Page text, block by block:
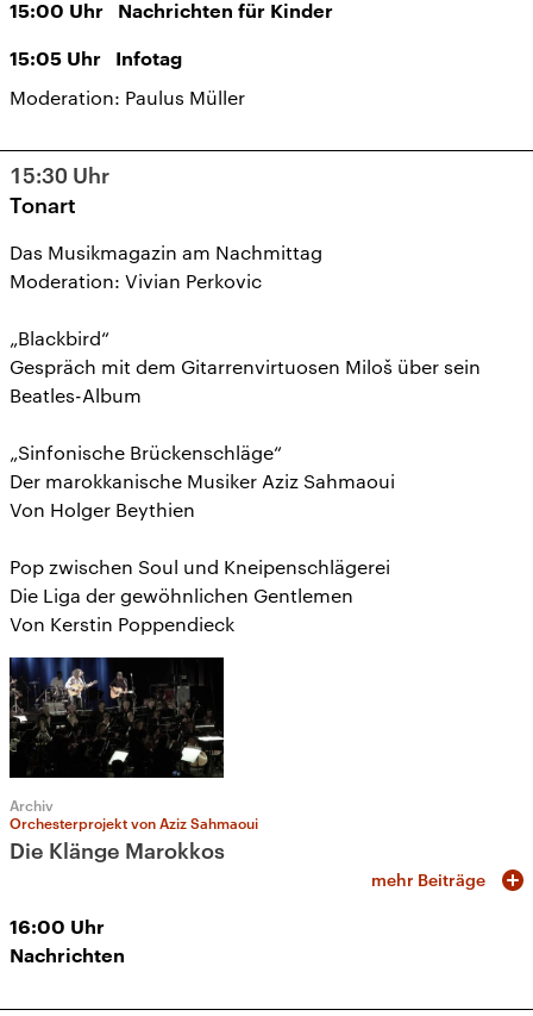
15:00 Uhr Nachrichten für Kinder
15:05 Uhr Infotag
Moderation: Paulus Müller
15:30 Uhr
Tonart
Das Musikmagazin am Nachmittag
Moderation: Vivian Perkovic
„Blackbird“
Gespräch mit dem Gitarrenvirtuosen Miloš über sein
Beatles-Album
„Sinfonische Brückenschläge“
Der marokkanische Musiker Aziz Sahmaoui
Von Holger Beythien
Pop zwischen Soul und Kneipenschlägerei
Die Liga der gewöhnlichen Gentlemen
Von Kerstin Poppendieck
Archiv
Orchesterprojekt von Aziz Sahmaoui
Die Klänge Marokkos
mehr Beiträge
16:00 Uhr
Nachrichten